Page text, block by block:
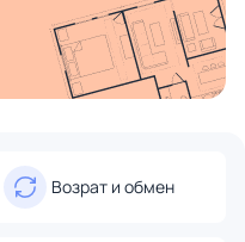
Возрат и обмен